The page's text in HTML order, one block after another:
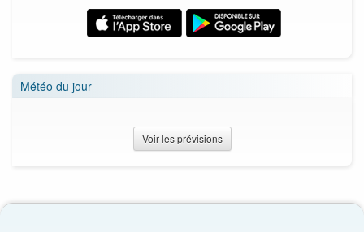
Météo du jour
Voir les prévisions